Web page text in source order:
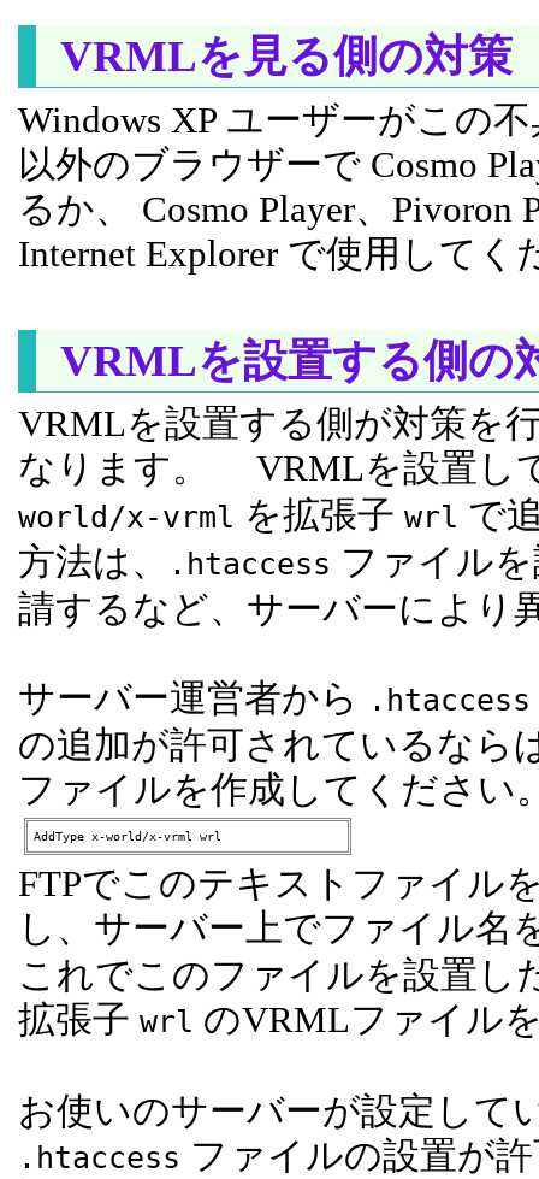
VRMLを見る側の対策
Windows XP ユーザーがこの
以外のブラウザーで Cosmo
るか、 Cosmo Player、
Internet Explorer で使用してく
VRMLを設置する側の
VRMLを設置する側が対策を
なります。 VRMLを設置し
world/x-vrml を拡張子 wrl で
方法は、
.htaccess ファイル
請するなど、サーバーにより
サーバー運営者から .htaccess
の追加が許可されているなら
ファイルを作成してください
AddType x-world/x-vrml wrl
FTPでこのテキストファイル
し、サーバー上でファイル名
これでこのファイルを設置し
拡張子 wrl のVRMLファイル
お使いのサーバーが設定して
.htaccess ファイルの設置が